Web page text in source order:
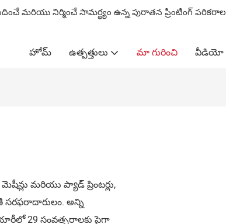
మరియు నిర్మించే సామర్థ్యం ఉన్న పురాతన ప్రింటింగ్ పరికరాల
హోమ్ ఉత్పత్తులు మా గురించి వీడియో
మరియు ప్యాడ్ ప్రింటర్లు,
అన్ని
29 సంవత్సరాలకు పైగా